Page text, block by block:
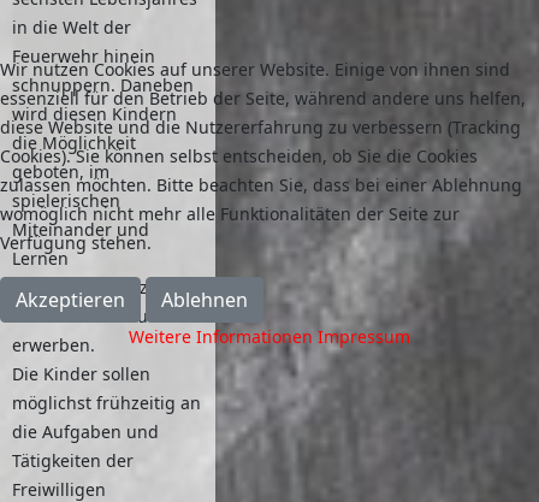
in die Welt der
Feuerwehr hinein
schnuppern. Daneben
wird diesen Kindern
die Möglichkeit
geboten, im
spielerischen
Miteinander und
Lernen
Sozialkompetenz in der
Gemeinschaft zu
erwerben.
Die Kinder sollen
möglichst frühzeitig an
die Aufgaben und
Tätigkeiten der
Freiwilligen
Wir nutzen Cookies auf unserer Website. Einige von ihnen sind
essenziell für den Betrieb der Seite, während andere uns helfen,
diese Website und die Nutzererfahrung zu verbessern (Tracking
Cookies). Sie können selbst entscheiden, ob Sie die Cookies
zulassen möchten. Bitte beachten Sie, dass bei einer Ablehnung
womöglich nicht mehr alle Funktionalitäten der Seite zur
Verfügung stehen.
Akzeptieren Ablehnen
Weitere Informationen Impressum